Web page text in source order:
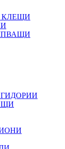
КЛЕЩИ